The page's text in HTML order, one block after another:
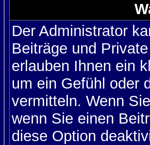
Der Administrator
Beiträge und
erlauben Ihnen ein
um ein Gefühl oder
vermitteln. Wenn
wenn Sie einen
diese Option